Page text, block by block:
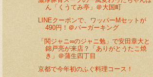
ん「くうてみ亭」＠大国町
LINEクーポンで、ワッパーMセットが
490円！＠バーガーキング
「関ジャニ∞のジャニ勉」で安田章大と
錦戸亮が来店？「ありがとうたこ焼
き」＠蒲生四丁目
京都で今年初のふぐ料理コース！